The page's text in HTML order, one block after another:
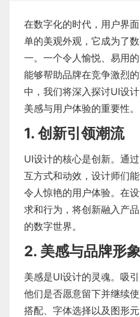
在数字化的时代，用户界
单的美观外观，它成为了
一。一个令人愉悦、易用
能够帮助品牌在竞争激烈
中，我们将深入探讨UI设
美感与用户体验的重要性。
1. 创新引领潮流
UI设计的核心是创新。通
互方式和动效，设计师们
令人惊艳的用户体验。在
求和行为，将创新融入产
的数字世界。
2. 美感与品牌形
美感是UI设计的灵魂。吸
他们是否愿意留下并继续
搭配、字体选择以及图形